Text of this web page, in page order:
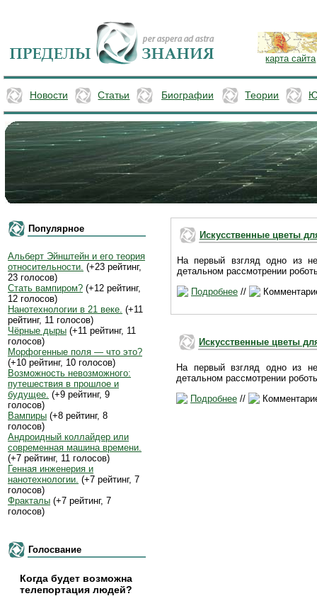
карта сайта
Новости Статьи Биографии Теории
Популярное
Альберт Эйнштейн и его теория
относительности. (+23 рейтинг,
23 голосов)
Стать вампиром? (+12 рейтинг,
12 голосов)
Нанотехнологии в 21 веке. (+11
рейтинг, 11 голосов)
Чёрные дыры (+11 рейтинг, 11
голосов)
Морфогенные поля — что это?
(+10 рейтинг, 10 голосов)
Возможность невозможного:
путешествия в прошлое и
будущее. (+9 рейтинг, 9
голосов)
Вампиры (+8 рейтинг, 8
голосов)
Андроидный коллайдер или
современная машина времени.
(+7 рейтинг, 11 голосов)
Генная инженерия и
нанотехнологии. (+7 рейтинг, 7
голосов)
Фракталы (+7 рейтинг, 7
голосов)
Голосвание
Когда будет возможна
телепортация людей?
Искусственные цветы
На первый взгляд одно из
детальном рассмотрении
Подробнее //
Искусственные цветы
На первый взгляд одно из
детальном рассмотрении
Подробнее //